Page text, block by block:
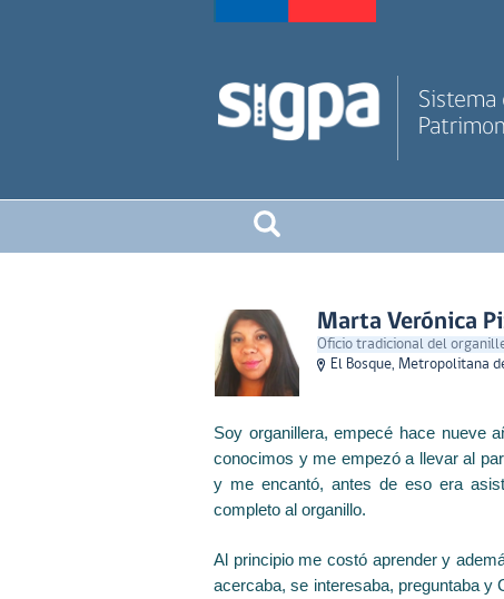
Sistema
Marta Verónica
Oficio tradicional del
El Bosque, Metropolitana
Soy organillera, empecé hace nueve
conocimos y me empezó a llevar al
y me encantó, antes de eso era
completo al organillo.
Al principio me costó aprender y
acercaba, se interesaba, preguntaba y